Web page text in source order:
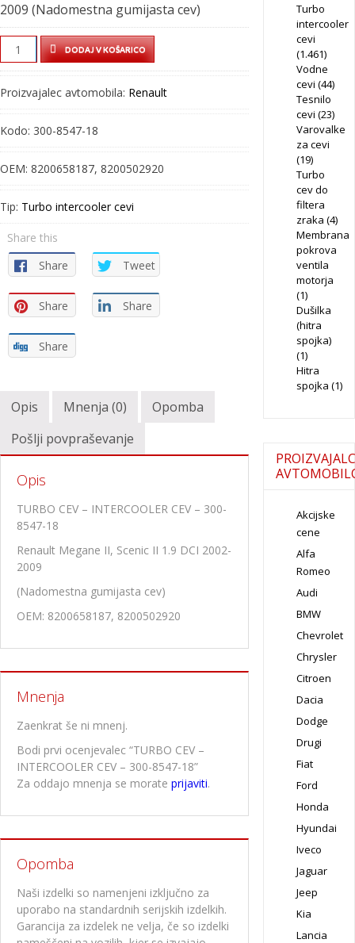
2009 (Nadomestna gumijasta cev)
TURBO
CEV
INTERCOOLER
–
8547-
quantity
DODAJ V KOŠARICO
Proizvajalec avtomobila: Renault
Kodo: 300-8547-18
OEM: 8200658187, 8200502920
Tip: Turbo intercooler cevi
Share this
Share
Tweet
Share Share
Share
Opis Mnenja (0)
Opomba
Pošlji povpraševanje
Opis
TURBO CEV – INTERCOOLER CEV – 300-
8547-18
Renault Megane II, Scenic II 1.9 DCI 2002-
2009
(Nadomestna gumijasta cev)
OEM: 8200658187, 8200502920
Mnenja
Zaenkrat še ni mnenj.
Bodi prvi ocenjevalec “TURBO CEV –
INTERCOOLER CEV – 300-8547-18”
Za oddajo mnenja se morate prijaviti.
Opomba
Naši izdelki so namenjeni izključno za
uporabo na standardnih serijskih izdelkih.
Garancija za izdelek ne velja, če so izdelki
Turbo
intercooler
cevi
(1.461)
Vodne
cevi (44)
Tesnilo
cevi (23)
Varovalke
za cevi
(19)
Turbo
cev do
filtera
zraka (4)
Membrana
pokrova
ventila
motorja
(1)
Dušilka
(hitra
spojka)
(1)
Hitra
spojka (1)
Akcijske
cene
Alfa
Romeo
Audi
BMW
Chevrolet
Chrysler
Citroen
Dacia
Dodge
Drugi
Fiat
Ford
Honda
Hyundai
Iveco
Jaguar
Jeep
Kia
Lancia